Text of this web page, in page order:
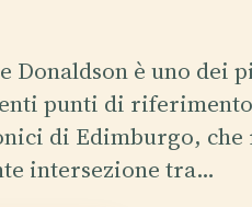
Donaldson è uno dei
punti di
di Edimburgo, che
intersezione tra…